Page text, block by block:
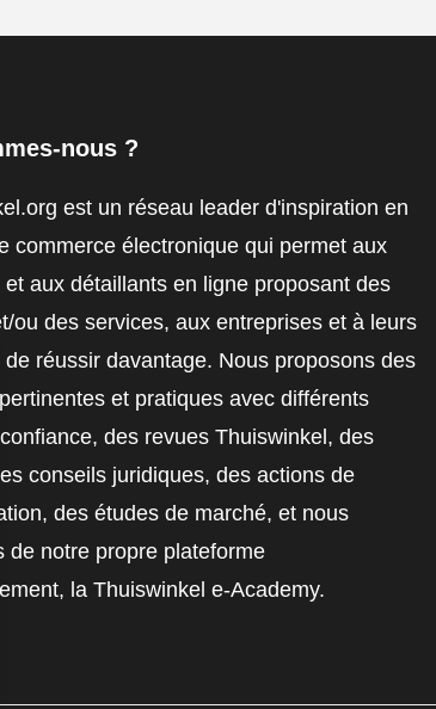
nous ?
est un réseau leader d'inspiration en
commerce électronique qui permet aux
et aux détaillants en ligne proposant des
ou des services, aux entreprises et à leurs
de réussir davantage. Nous proposons des
et pratiques avec différents
des revues Thuiswinkel, des
conseils juridiques, des actions de
des études de marché, et nous
de notre propre plateforme
la Thuiswinkel e-Academy.